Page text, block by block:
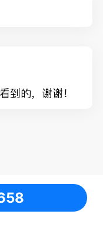
到的，谢谢！